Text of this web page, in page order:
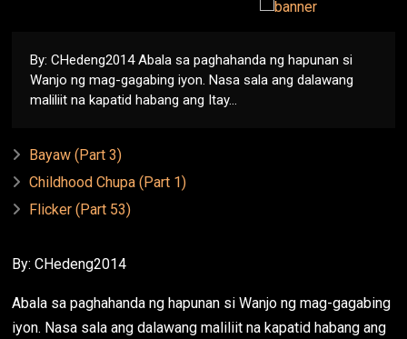
By: CHedeng2014 Abala sa paghahanda ng hapunan si
Wanjo ng mag-gagabing iyon. Nasa sala ang dalawang
maliliit na kapatid habang ang Itay...
Bayaw (Part 3)
Childhood Chupa (Part 1)
Flicker (Part 53)
By: CHedeng2014
Abala sa paghahanda ng hapunan si Wanjo ng mag-gagabing
iyon. Nasa sala ang dalawang maliliit na kapatid habang ang